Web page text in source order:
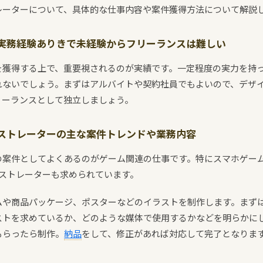
ターについて、具体的な仕事内容や案件獲得方法について解説
務経験ありきで未経験からフリーランスは難しい
得する上で、重要視されるのが実績です。一定程度の実力を持
いでしょう。まずはアルバイトや契約社員でもよいので、デザ
ランスとして独立しましょう。
トレーターの主な案件トレンドや業務内容
件としてよくあるのがゲーム関連の仕事です。特にスマホゲー
レーターも求められています。
商品パッケージ、ポスターなどのイラストを制作します。まず
を求めているか、どのような媒体で使用するかなどを明らかに
ったら制作。 納品をして、修正があれば対応して完了となりま